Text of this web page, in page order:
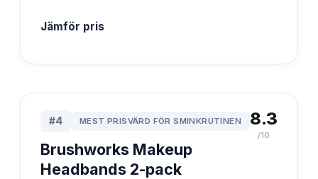
Jämför pris
#4 MEST PRISVÄRD FÖR SMINKRUTINEN
Brushworks Makeup
Headbands 2-pack
8.3
/10